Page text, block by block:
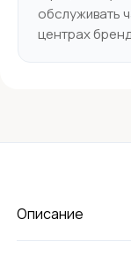
обслуживать
центрах
Описание